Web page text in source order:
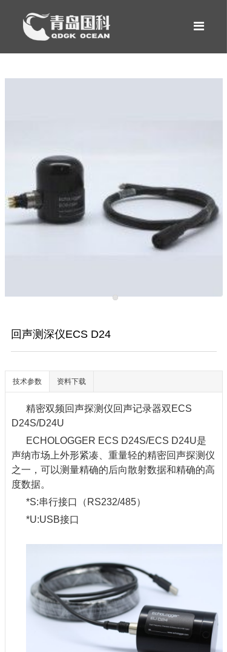
网站
产品
合作
联系
回声测深仪ECS D24
技术参数 资料下载
精密双频回声探测仪回声记录器双ECS
D24S/D24U
ECHOLOGGER ECS D24S/ECS D24U是
声纳市场上外形紧凑、重量轻的精密回声探测仪
之一，可以测量精确的后向散射数据和精确的高
度数据。
*S:串行接口（RS232/485）
*U:USB接口